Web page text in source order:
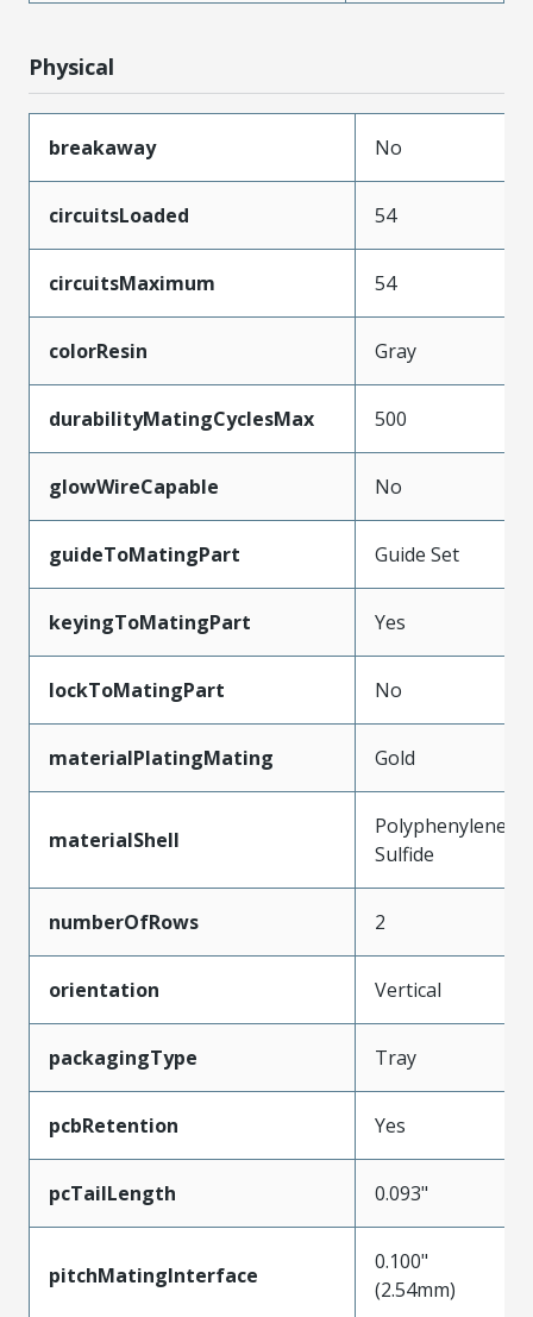
Physical
breakaway No
circuitsLoaded 54
circuitsMaximum 54
colorResin Gray
durabilityMatingCyclesMax 500
glowWireCapable No
guideToMatingPart Guide Set
keyingToMatingPart Yes
lockToMatingPart No
materialPlatingMating Gold
materialShell
Polyphenylene
Sulfide
numberOfRows 2
orientation Vertical
packagingType Tray
pcbRetention Yes
pcTailLength 0.093"
pitchMatingInterface
0.100"
(2.54mm)